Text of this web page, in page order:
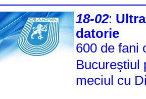
18-02:
datorie
600 de fani
Bucureştiul
meciul cu